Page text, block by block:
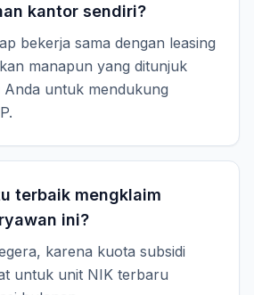
kantor sendiri?
bekerja sama dengan leasing
manapun yang ditunjuk
Anda untuk mendukung
terbaik mengklaim
ini?
karena kuota subsidi
untuk unit NIK terbaru